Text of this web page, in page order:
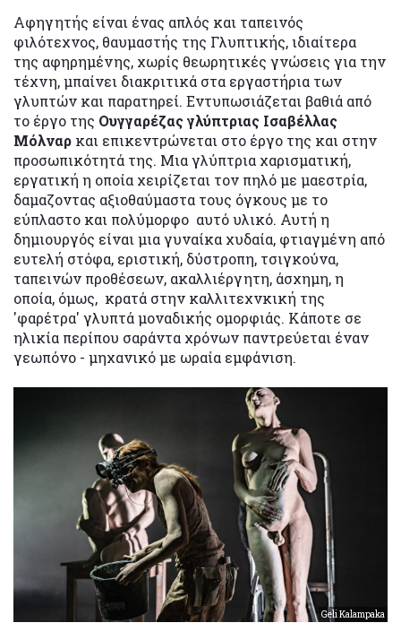
Αφηγητής είναι ένας απλός και ταπεινός
φιλότεχνος, θαυμαστής της Γλυπτικής, ιδιαίτερα
της αφηρημένης, χωρίς θεωρητικές γνώσεις για την
τέχνη, μπαίνει διακριτικά στα εργαστήρια των
γλυπτών και παρατηρεί. Εντυπωσιάζεται βαθιά από
το έργο της Ουγγαρέζας γλύπτριας Ισαβέλλας
Μόλναρ και επικεντρώνεται στο έργο της και στην
προσωπικότητά της. Μια γλύπτρια χαρισματική,
εργατική η οποία χειρίζεται τον πηλό με μαεστρία,
δαμαζοντας αξιοθαύμαστα τους όγκους με το
εύπλαστο και πολύμορφο αυτό υλικό. Αυτή η
δημιουργός είναι μια γυναίκα χυδαία, φτιαγμένη από
ευτελή στόφα, εριστική, δύστροπη, τσιγκούνα,
ταπεινών προθέσεων, ακαλλιέργητη, άσχημη, η
οποία, όμως, κρατά στην καλλιτεχνκική της
'φαρέτρα' γλυπτά μοναδικής ομορφιάς. Κάποτε σε
ηλικία περίπου σαράντα χρόνων παντρεύεται έναν
γεωπόνο - μηχανικό με ωραία εμφάνιση.
Geli Kalampaka